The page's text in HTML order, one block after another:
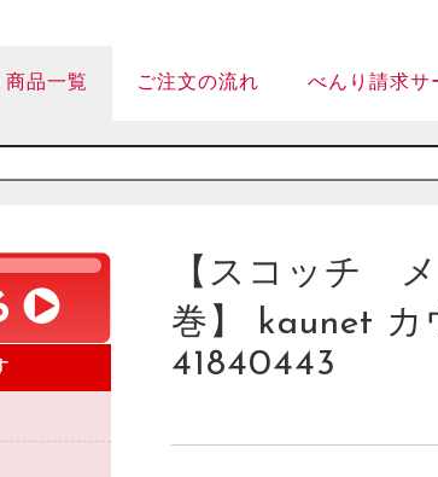
商品一覧 ご注文の流れ べんり請求サ
【スコッチ
巻】 kaunet カ
41840443